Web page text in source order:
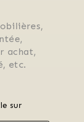
achat,
etc.
sur